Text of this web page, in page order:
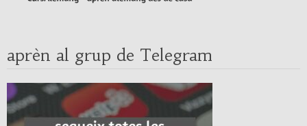
aprèn al grup de Telegram